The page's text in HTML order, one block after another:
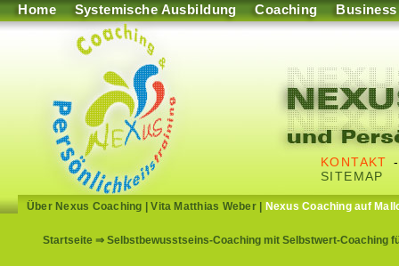
Home Systemische Ausbildung Coaching Business
KONTAKT
SITEMAP
Über Nexus Coaching |Vita Matthias Weber| Nexus Coaching auf
Startseite ⇒ Selbstbewusstseins-Coaching mit Selbstwert-Coaching